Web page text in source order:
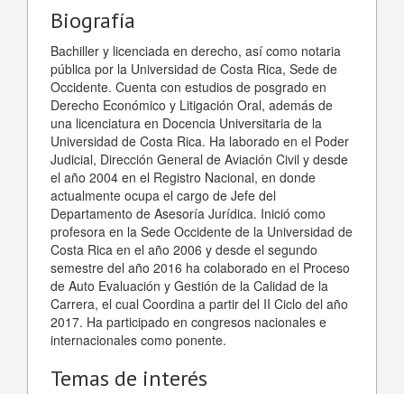
Biografía
Bachiller y licenciada en derecho, así como notaria
pública por la Universidad de Costa Rica, Sede de
Occidente. Cuenta con estudios de posgrado en
Derecho Económico y Litigación Oral, además de
una licenciatura en Docencia Universitaria de la
Universidad de Costa Rica. Ha laborado en el Poder
Judicial, Dirección General de Aviación Civil y desde
el año 2004 en el Registro Nacional, en donde
actualmente ocupa el cargo de Jefe del
Departamento de Asesoría Jurídica. Inició como
profesora en la Sede Occidente de la Universidad de
Costa Rica en el año 2006 y desde el segundo
semestre del año 2016 ha colaborado en el Proceso
de Auto Evaluación y Gestión de la Calidad de la
Carrera, el cual Coordina a partir del II Ciclo del año
2017. Ha participado en congresos nacionales e
internacionales como ponente.
Temas de interés